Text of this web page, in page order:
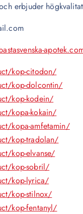
erbjuder
kop-citodon/
kop-dolcontin/
kop-kodein/
kopa-kokain/
kopa-amfetamin/
kop-tradolan/
kop-elvanse/
kop-sobril/
kop-lyrica/
kop-stilnox/
kop-fentanyl/